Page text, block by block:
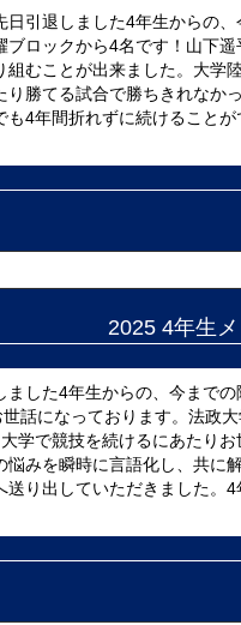
日引退しました4年生からの
ブロックから4名です！山下
組むことが出来ました。大学
り勝てる試合で勝ちきれなか
4年間折れずに続けることが
2025 4年生
ました4年生からの、今まで
話になっております。法政
学で競技を続けるにあたり
悩みを瞬時に言語化し、共に
送り出していただきました。4